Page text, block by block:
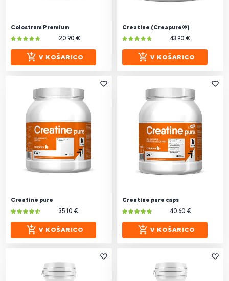
Colostrum Premium
20.90 €
V KOŠARICO
Creatine (Creapure®)
43.90 €
V KOŠARICO
Creatine pure
35.10 €
V KOŠARICO
Creatine pure caps
40.60 €
V KOŠARICO